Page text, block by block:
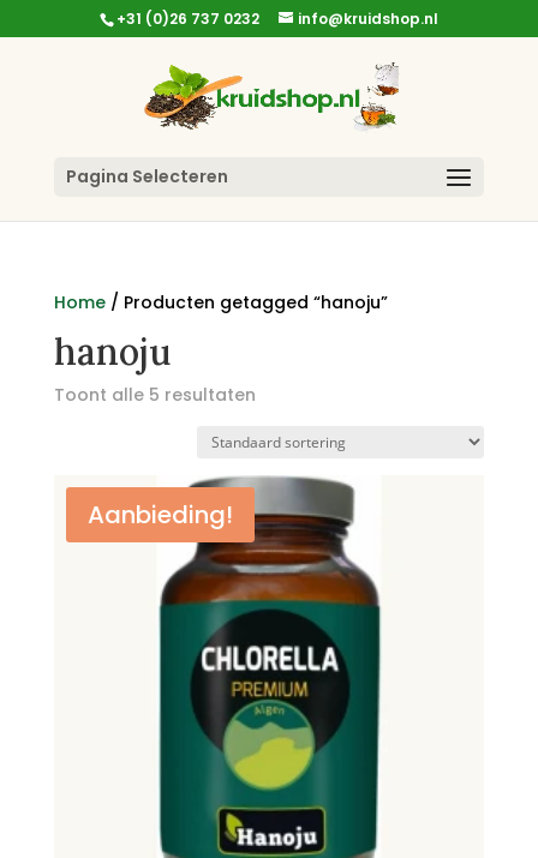
+31 (0)26 737 0232 info@kruidshop.nl
Pagina Selecteren
Home/ Producten getagged “hanoju”
hanoju
Toont alle 5 resultaten
Aanbieding!